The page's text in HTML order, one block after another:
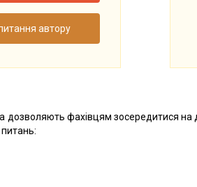
автору
дозволяють фахівцям зосередитися